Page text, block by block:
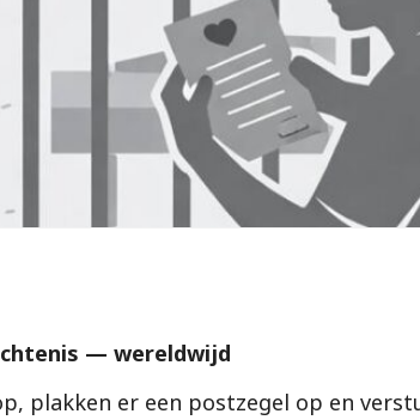
— wereldwijd
plakken er een postzegel op en